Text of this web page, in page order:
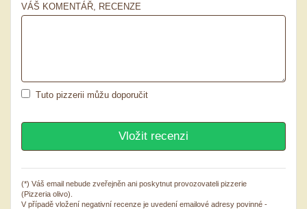
VÁŠ KOMENTÁŘ, RECENZE
Tuto pizzerii můžu doporučit
(*) Váš email nebude zveřejněn ani poskytnut provozovateli pizzerie
(Pizzeria olivo).
V případě vložení negativní recenze je uvedení emailové adresy povinné -